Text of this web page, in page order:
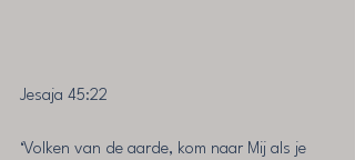
Jesaja‬ ‭45‬:‭22‬ ‭
‘Volken van de aarde, kom naar Mij als je